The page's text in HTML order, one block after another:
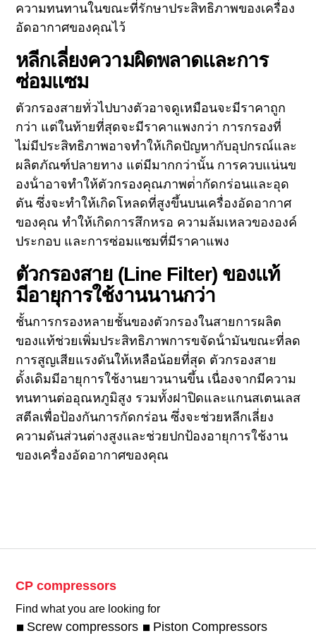
ความทนทานในขณะที่รักษาประสิทธิภาพของเครื่อง
อัดอากาศของคุณไว้
หลีกเลี่ยงความผิดพลาดและการ
ซ่อมแซม
ตัวกรองสายทั่วไปบางตัวอาจดูเหมือนจะมีราคาถูก
กว่า แต่ในท้ายที่สุดจะมีราคาแพงกว่า การกรองที่
ไม่มีประสิทธิภาพอาจทําให้เกิดปัญหากับอุปกรณ์และ
ผลิตภัณฑ์ปลายทาง แต่มีมากกว่านั้น การควบแน่นข
องน้ําอาจทําให้ตัวกรองคุณภาพต่ํากัดกร่อนและอุด
ตัน ซึ่งจะทําให้เกิดโหลดที่สูงขึ้นบนเครื่องอัดอากาศ
ของคุณ ทําให้เกิดการสึกหรอ ความล้มเหลวขององค์
ประกอบ และการซ่อมแซมที่มีราคาแพง
ตัวกรองสาย (Line Filter) ของแท้
มีอายุการใช้งานนานกว่า
ชั้นการกรองหลายชั้นของตัวกรองในสายการผลิต
ของแท้ช่วยเพิ่มประสิทธิภาพการขจัดน้ํามันขณะที่ลด
การสูญเสียแรงดันให้เหลือน้อยที่สุด ตัวกรองสาย
ดั้งเดิมมีอายุการใช้งานยาวนานขึ้น เนื่องจากมีความ
ทนทานต่ออุณหภูมิสูง รวมทั้งฝาปิดและแกนสเตนเลส
สตีลเพื่อป้องกันการกัดกร่อน ซึ่งจะช่วยหลีกเลี่ยง
ความดันส่วนต่างสูงและช่วยปกป้องอายุการใช้งาน
ของเครื่องอัดอากาศของคุณ
CP compressors
Find what you are looking for
Screw compressors
Piston Compressors